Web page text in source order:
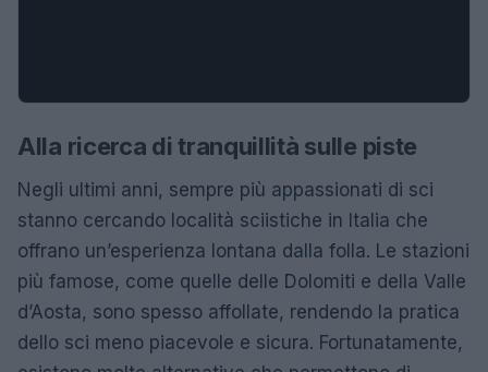
Alla ricerca di tranquillità sulle piste
Negli ultimi anni, sempre più appassionati di sci
stanno cercando località sciistiche in Italia che
offrano un’esperienza lontana dalla folla. Le stazioni
più famose, come quelle delle Dolomiti e della Valle
d’Aosta, sono spesso affollate, rendendo la pratica
dello sci meno piacevole e sicura. Fortunatamente,